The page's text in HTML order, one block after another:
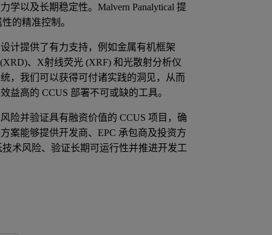
以及长期稳定性。Malvern Panalytical 提
的精准控制。
计提供了有力支持，例如金属有机框架
、X射线荧光 (XRF) 和光散射分析仪
，我们可以获得可付诸实践的洞见，从而
益高的 CCUS 部署不可或缺的工具。
险并验证具有融资价值的 CCUS 项目，确
案能够提供开发商、EPC 承包商及投资方
术风险、验证长期可运行性并推进开发工